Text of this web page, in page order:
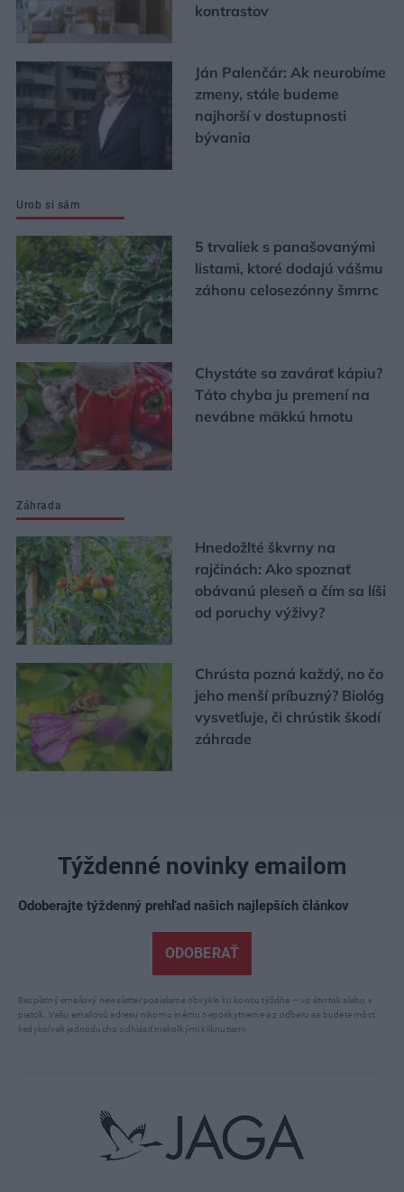
kontrastov
Ján Palenčár: Ak neurobíme
zmeny, stále budeme
najhorší v dostupnosti
bývania
Urob si sám
5 trvaliek s panašovanými
listami, ktoré dodajú vášmu
záhonu celosezónny šmrnc
Chystáte sa zavárať kápiu?
Táto chyba ju premení na
nevábne mäkkú hmotu
Záhrada
Hnedožlté škvrny na
rajčinách: Ako spoznať
obávanú pleseň a čím sa líši
od poruchy výživy?
Chrústa pozná každý, no čo
jeho menší príbuzný? Biológ
vysvetľuje, či chrústik škodí
záhrade
Týždenné novinky emailom
Odoberajte týždenný prehľad našich najlepších článkov
ODOBERAŤ
Bezplatný emailový newsletter posielame obvykle ku koncu týždňa – vo štvrtok alebo v
piatok. Vašu emailovú adresu nikomu inému neposkytneme a z odberu sa budete môcť
kedykoľvek jednoducho odhlásiť niekoľkými kliknutiami.